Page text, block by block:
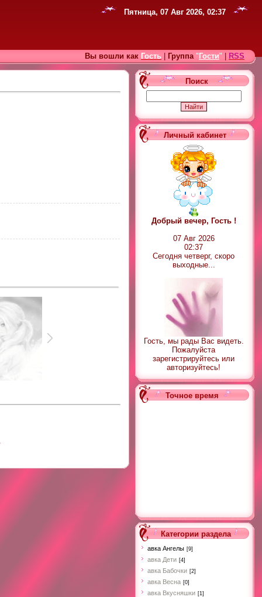
Пятница, 07 Авг 2026, 02:37
Вы вошли как Гость Группа " Гости" RSS
Поиск
Личный кабинет
Добрый вечер, Гость !
07 Авг 2026
02:37
Сегодня четверг, скоро
выходные...
Гость, мы рады Вас видеть.
Пожалуйста
зарегистрируйтесь или
авторизуйтесь!
Точное время
Категории раздела
авка Ангелы [9]
авка Дети [4]
авка Бабочки [2]
авка Весна [0]
авка Вкусняшки [1]